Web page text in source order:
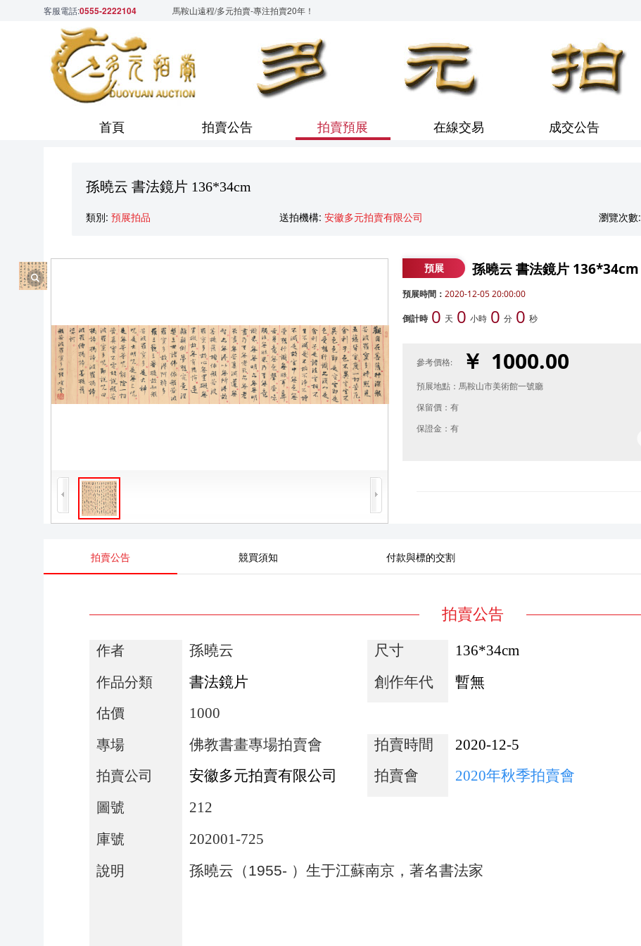
客服電話:0555-2222104 馬鞍山遠程/多元拍賣-專注拍賣20年！
首頁 拍賣公告 拍賣預展 在線交易 成交公告
孫曉云 書法鏡片 136*34cm
類別: 預展拍品 送拍機構: 安徽多元拍賣有限公司 瀏覽次數:
預展 孫曉云 書法鏡片 136*34cm
預展時間： 2020-12-05 20:00:00
倒計時 0 天 0 小時 0 分 0 秒
參考價格: ￥ 1000.00
預展地點： 馬鞍山市美術館一號廳
保留價： 有
保證金： 有
拍賣公告 競買須知 付款與標的交割
拍賣公告
作者 孫曉云 尺寸 136*34cm
作品分類 書法鏡片 創作年代 暫無
估價 1000
專場 佛教書畫專場拍賣會 拍賣時間 2020-12-5
拍賣公司 安徽多元拍賣有限公司 拍賣會 2020年秋季拍賣會
圖號 212
庫號 202001-725
說明 孫曉云（1955- ）生于江蘇南京，著名書法家